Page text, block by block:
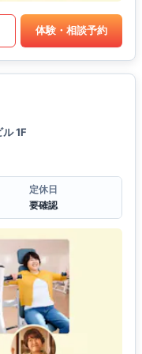
体験・相談予約
1F
定休日
要確認